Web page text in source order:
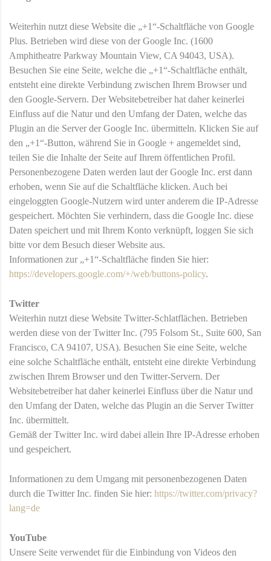
Weiterhin nutzt diese Website die „+1“-Schaltfläche von Google
Plus. Betrieben wird diese von der Google Inc. (1600
Amphitheatre Parkway Mountain View, CA 94043, USA).
Besuchen Sie eine Seite, welche die „+1“-Schaltfläche enthält,
entsteht eine direkte Verbindung zwischen Ihrem Browser und
den Google-Servern. Der Websitebetreiber hat daher keinerlei
Einfluss auf die Natur und den Umfang der Daten, welche das
Plugin an die Server der Google Inc. übermitteln. Klicken Sie auf
den „+1“-Button, während Sie in Google + angemeldet sind,
teilen Sie die Inhalte der Seite auf Ihrem öffentlichen Profil.
Personenbezogene Daten werden laut der Google Inc. erst dann
erhoben, wenn Sie auf die Schaltfläche klicken. Auch bei
eingeloggten Google-Nutzern wird unter anderem die IP-Adresse
gespeichert. Möchten Sie verhindern, dass die Google Inc. diese
Daten speichert und mit Ihrem Konto verknüpft, loggen Sie sich
bitte vor dem Besuch dieser Website aus.
Informationen zur „+1“-Schaltfläche finden Sie hier:
https://developers.google.com/+/web/buttons-policy.
Twitter
Weiterhin nutzt diese Website Twitter-Schlatflächen. Betrieben
werden diese von der Twitter Inc. (795 Folsom St., Suite 600, San
Francisco, CA 94107, USA). Besuchen Sie eine Seite, welche
eine solche Schaltfläche enthält, entsteht eine direkte Verbindung
zwischen Ihrem Browser und den Twitter-Servern. Der
Websitebetreiber hat daher keinerlei Einfluss über die Natur und
den Umfang der Daten, welche das Plugin an die Server Twitter
Inc. übermittelt.
Gemäß der Twitter Inc. wird dabei allein Ihre IP-Adresse erhoben
und gespeichert.
Informationen zu dem Umgang mit personenbezogenen Daten
durch die Twitter Inc. finden Sie hier: https://twitter.com/privacy?
lang=de
YouTube
Unsere Seite verwendet für die Einbindung von Videos den